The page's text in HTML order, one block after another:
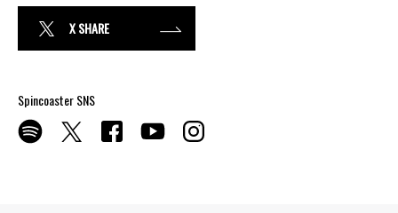
X SHARE
Spincoaster SNS